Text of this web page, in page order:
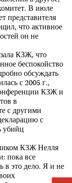
В июле
представителя
что активное
он не
КЗЖ, что
беспокойство
обсуждать
с 2005 г.,
КЗЖ и
в
с другими
с
убийц
КЗЖ Нелля
пока все
в это дело. Я и не